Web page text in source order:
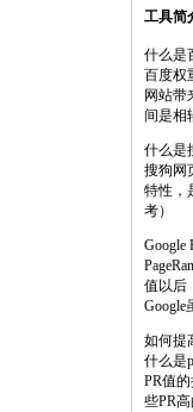
工具简
什么是
百度权
网站带
间是相
什么是
搜狗网
特性，
考）
Google
值以后
Google
如何提
什么是
PR值
些PR